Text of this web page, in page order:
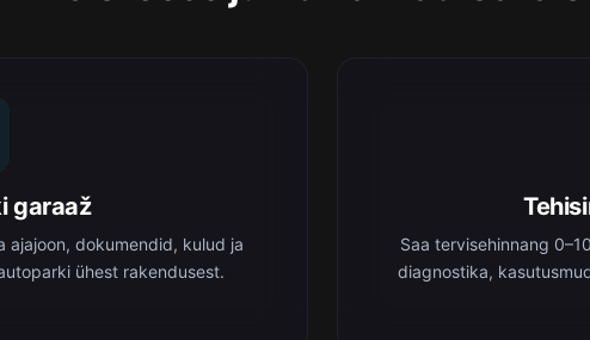
garaaž
ajajoon, dokumendid, kulud ja
ühest rakendusest.
Saa tervisehinnang
diagnostika,